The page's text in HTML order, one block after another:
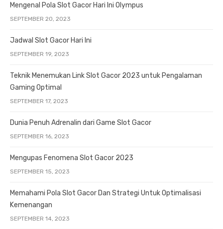
Mengenal Pola Slot Gacor Hari Ini Olympus
SEPTEMBER 20, 2023
Jadwal Slot Gacor Hari Ini
SEPTEMBER 19, 2023
Teknik Menemukan Link Slot Gacor 2023 untuk Pengalaman
Gaming Optimal
SEPTEMBER 17, 2023
Dunia Penuh Adrenalin dari Game Slot Gacor
SEPTEMBER 16, 2023
Mengupas Fenomena Slot Gacor 2023
SEPTEMBER 15, 2023
Memahami Pola Slot Gacor Dan Strategi Untuk Optimalisasi
Kemenangan
SEPTEMBER 14, 2023